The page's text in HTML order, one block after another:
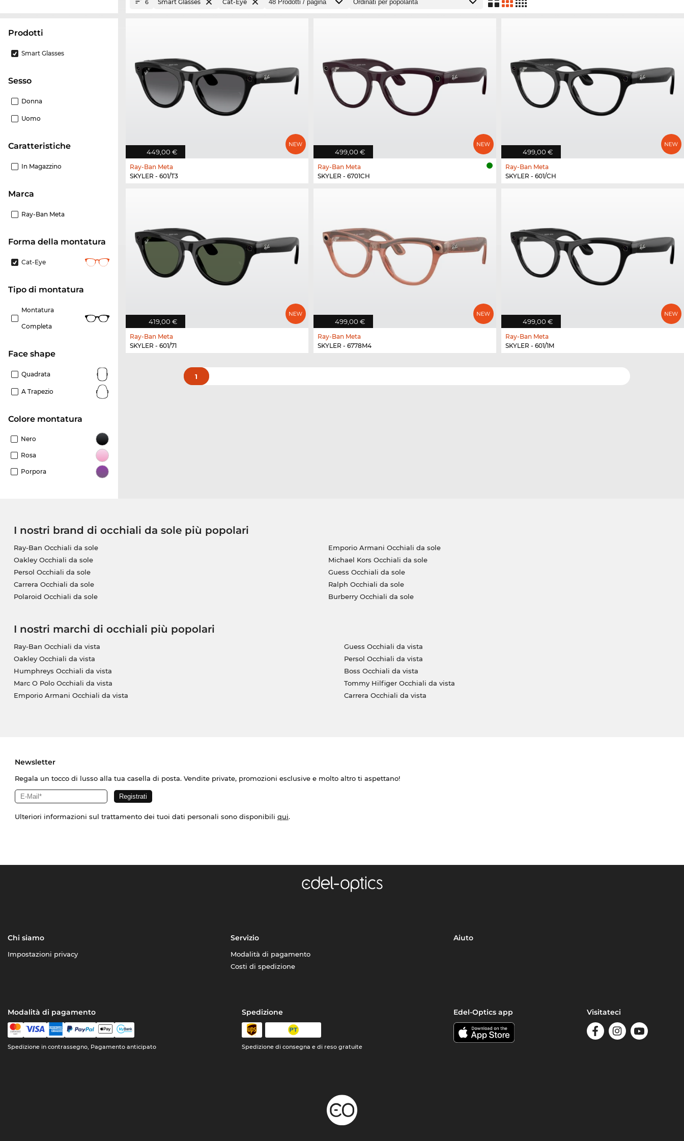
Prodotti
Smart Glasses
Sesso
Donna
Uomo
Caratteristiche
In Magazzino
Marca
Ray-Ban Meta
forma della montatura
Cat-Eye
Tipo di montatura
Montatura
Completa
Face shape
Quadrata
A Trapezio
Colore montatura
Nero
Rosa
Porpora
6 Smart Glasses Cat-Eye
449,00 €
Ray-Ban Meta
SKYLER - 601/T3
499,00 €
Ray-Ban Meta
SKYLER - 6701CH
499,00 €
Ray-Ban Meta
SKYLER - 601/CH
419,00 €
Ray-Ban Meta
SKYLER - 601/71
499,00 €
Ray-Ban Meta
SKYLER - 6778M4
499,00 €
Ray-Ban Meta
SKYLER - 601/1M
1
I nostri brand di occhiali da sole più popolari
Ray-Ban Occhiali da sole
Oakley Occhiali da sole
Persol Occhiali da sole
Carrera Occhiali da sole
Polaroid Occhiali da sole
Emporio Armani Occhiali da sole
Michael Kors Occhiali da sole
Guess Occhiali da sole
Ralph Occhiali da sole
Burberry Occhiali da sole
I nostri marchi di occhiali più popolari
Ray-Ban Occhiali da vista
Oakley Occhiali da vista
Humphreys Occhiali da vista
Marc O Polo Occhiali da vista
Emporio Armani Occhiali da vista
Guess Occhiali da vista
Persol Occhiali da vista
Boss Occhiali da vista
Tommy Hilfiger Occhiali da vista
Carrera Occhiali da vista
Newsletter
Regala un tocco di lusso alla tua casella di posta. Vendite private, promozioni esclusive e molto altro ti aspettano!
Ulteriori informazioni sul trattamento dei tuoi dati personali sono disponibili qui.
Chi siamo
Impostazioni privacy
Servizio
Modalità di pagamento
Costi di spedizione
Aiuto
Modalità di pagamento
Spedizione in contrassegno, Pagamento anticipato
Spedizione
Spedizione di consegna e di reso gratuite
Edel-Optics app Visitateci